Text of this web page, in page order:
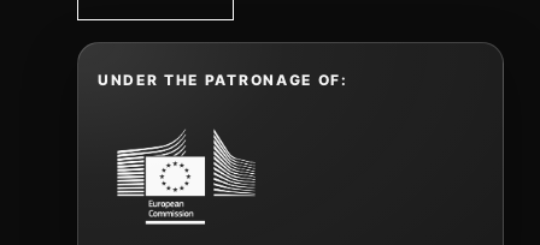
UNDER THE PATRONAGE OF: